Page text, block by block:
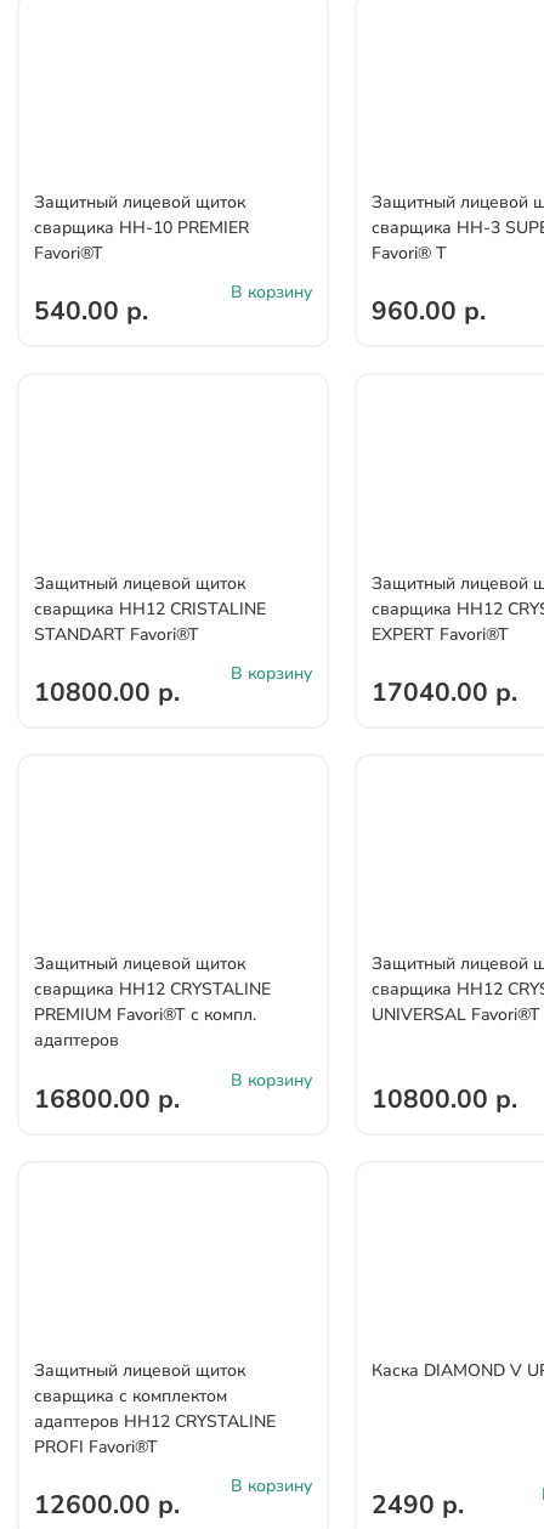
Защитный лицевой щиток
сварщика НН-10 PREMIER
Favori®T
540.00 р.
В корзину
Защитный лицевой
сварщика НН-3
Favori® T
960.00 р.
Защитный лицевой щиток
сварщика НН12 CRISTALINE
STANDARТ Favori®T
10800.00 р.
В корзину
Защитный лицевой
сварщика НН12
EXPERT Favori®T
17040.00 р.
Защитный лицевой щиток
сварщика НН12 CRYSTALINE
PREMIUM Favori®T с компл.
адаптеров
16800.00 р.
В корзину
Защитный лицевой
сварщика НН12
UNIVERSAL Favori®T
10800.00 р.
Защитный лицевой щиток
сварщика с комплектом
адаптеров НН12 CRYSTALINE
PROFI Favori®T
12600.00 р.
В корзину
Каска DIAMOND V
2490 р.